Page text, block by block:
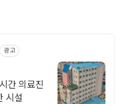
광고
간 의료진
시설